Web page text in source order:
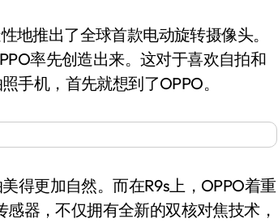
推出了全球首款电动旋转摄像头。
率先创造出来。这对于喜欢自拍和
手机，首先就想到了OPPO。
得更加自然。而在R9s上，OPPO着重
器，不仅拥有全新的双核对焦技术，